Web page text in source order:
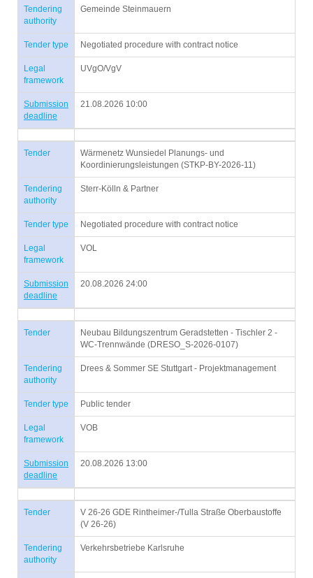
Tendering
authority
Gemeinde Steinmauern
Tender type Negotiated procedure with contract notice
Legal
framework
UVgO/VgV
Submission
deadline
21.08.2026 10:00
Tender
Wärmenetz Wunsiedel Planungs- und
Koordinierungsleistungen (STKP-BY-2026-11)
Tendering
authority
Sterr-Kölln & Partner
Tender type Negotiated procedure with contract notice
Legal
framework
VOL
Submission
deadline
20.08.2026 24:00
Tender
Neubau Bildungszentrum Geradstetten - Tischler 2 -
WC-Trennwände (DRESO_S-2026-0107)
Tendering
authority
Drees & Sommer SE Stuttgart - Projektmanagement
Tender type Public tender
Legal
framework
VOB
Submission
deadline
20.08.2026 13:00
Tender
V 26-26 GDE Rintheimer-/Tulla Straße Oberbaustoffe
(V 26-26)
Tendering
authority
Verkehrsbetriebe Karlsruhe